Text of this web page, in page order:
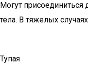
Могут
тела. В тяжелых
Тупая